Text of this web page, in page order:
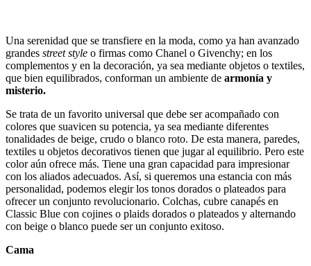
Una serenidad que se transfiere en la moda, como ya han avanzado
grandes street style o firmas como Chanel o Givenchy; en los
complementos y en la decoración, ya sea mediante objetos o textiles,
que bien equilibrados, conforman un ambiente de armonía y
misterio.
Se trata de un favorito universal que debe ser acompañado con
colores que suavicen su potencia, ya sea mediante diferentes
tonalidades de beige, crudo o blanco roto. De esta manera, paredes,
textiles u objetos decorativos tienen que jugar al equilibrio. Pero este
color aún ofrece más. Tiene una gran capacidad para impresionar
con los aliados adecuados. Así, si queremos una estancia con más
personalidad, podemos elegir los tonos dorados o plateados para
ofrecer un conjunto revolucionario. Colchas, cubre canapés en
Classic Blue con cojines o plaids dorados o plateados y alternando
con beige o blanco puede ser un conjunto exitoso.
Cama